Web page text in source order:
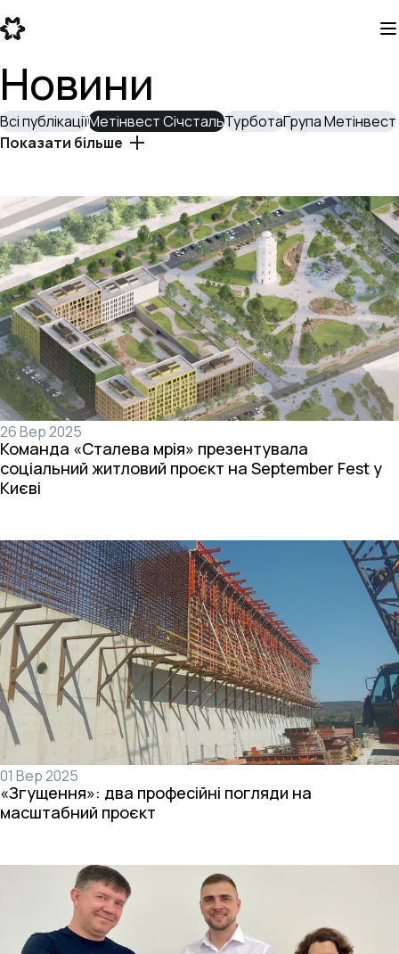
Новини
Всі публікаціїМетінвест СічстальТурботаГрупа Метінвест
Показати більше
26 Вер 2025
Команда «Сталева мрія» презентувала
соціальний житловий проєкт на September Fest у
Києві
01 Вер 2025
«Згущення»: два професійні погляди на
масштабний проєкт